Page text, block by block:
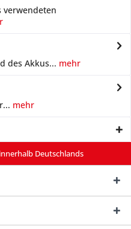
verwendeten
des Akkus... mehr
mehr
Deutschlands